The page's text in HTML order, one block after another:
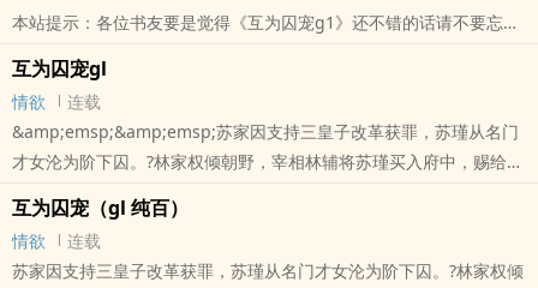
本站提示：各位书友要是觉得《互为囚宠g1》还不错的话请不要忘记
向您QQ群和微博里的朋友推荐哦！
互为囚宠gl
情欲
连载
&amp;emsp;&amp;emsp;苏家因支持三皇子改革获罪，苏瑾从名门
才女沦为阶下囚。?林家权倾朝野，宰相林辅将苏瑾买入府中，赐给女
儿做贴身丫鬟。?林清韵给苏瑾立规矩——睡脚踏，寅时起，奉茶水温
必须分毫不差。她看着苏瑾被沸水烫伤也不吭声，心想：这人倒是能
忍。?后来，三皇子兵变夺位，林家倒台，苏家平反。昔日跪在脚踏上
的丫鬟，成了新朝新贵；昔日高高在上的千金，沦为阶下囚。?身份
互为囚宠（gl 纯百）
情欲
连载
苏家因支持三皇子改革获罪，苏瑾从名门才女沦为阶下囚。?林家权倾